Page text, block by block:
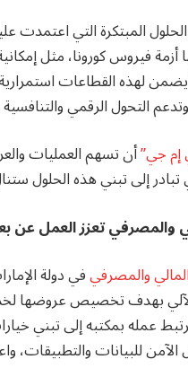
المبتكرة التي اعتمدت
فيروس كورونا، مثل
يضمن لهذه القطاعات
التحول الرقمي
إم جي”
إلى تبني هذه الحلول
والمصرفي تعزز العمل عن
والمصرفيفي دولة
الآلي بهدف تخصيص عروضها
عمله بمكتبه إلى تبني
الآمن للبيانات